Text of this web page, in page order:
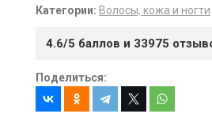
Категории: Волосы, кожа и ногти
4.6/5 баллов и 33975
Поделиться: